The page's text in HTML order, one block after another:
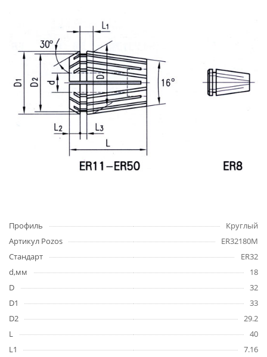
Профиль
Круглый
Артикул Pozos
ER32180M
Стандарт
ER32
d,мм
18
D
32
D1
33
D2
29.2
L
40
L1
7.16